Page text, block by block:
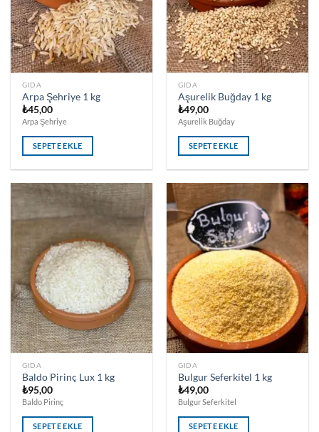
GIDA
Arpa Şehriye 1 kg
₺45,00
Arpa Şehriye
SEPETE EKLE
GIDA
Aşurelik Buğday 1 kg
₺49,00
Aşurelik Buğday
SEPETE EKLE
GIDA
Baldo Pirinç Lux 1 kg
₺95,00
Baldo Pirinç
SEPETE EKLE
GIDA
Bulgur Seferkitel 1 kg
₺49,00
Bulgur Seferkitel
SEPETE EKLE